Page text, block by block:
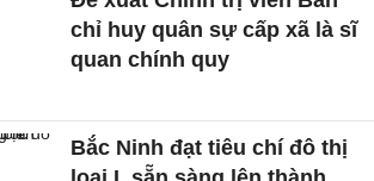
chỉ huy quân sự cấp xã là sĩ
quan chính quy
Bắc Ninh đạt tiêu chí đô thị